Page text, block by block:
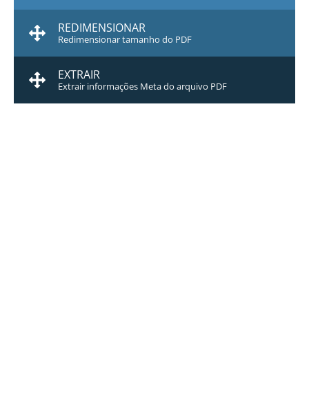
REDIMENSIONAR
Redimensionar tamanho do PDF
EXTRAIR
Extrair informações Meta do arquivo PDF